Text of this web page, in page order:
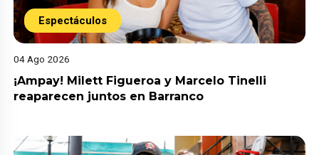
Espectáculos
04 Ago 2026
¡Ampay! Milett Figueroa y Marcelo Tinelli
reaparecen juntos en Barranco